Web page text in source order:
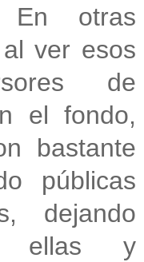
otras
ver esos
de
el fondo,
bastante
públicas
dejando
ellas y